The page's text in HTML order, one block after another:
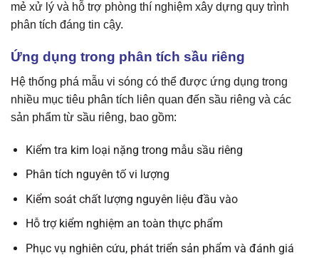
mẻ xử lý và hỗ trợ phòng thí nghiệm xây dựng quy trình
phân tích đáng tin cậy.
Ứng dụng trong phân tích sầu riêng
Hệ thống phá mẫu vi sóng có thể được ứng dụng trong
nhiều mục tiêu phân tích liên quan đến sầu riêng và các
sản phẩm từ sầu riêng, bao gồm:
Kiểm tra kim loại nặng trong mẫu sầu riêng
Phân tích nguyên tố vi lượng
Kiểm soát chất lượng nguyên liệu đầu vào
Hỗ trợ kiểm nghiệm an toàn thực phẩm
Phục vụ nghiên cứu, phát triển sản phẩm và đánh giá